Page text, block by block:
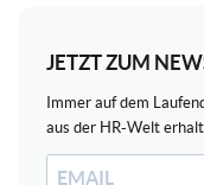
JETZT ZUM
Immer auf dem
aus der HR-Welt